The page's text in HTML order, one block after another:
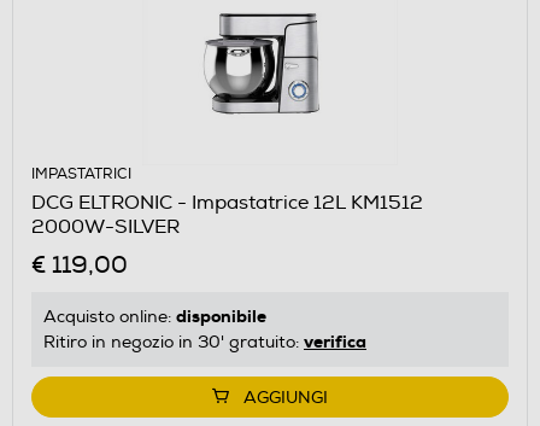
IMPASTATRICI
DCG ELTRONIC - Impastatrice 12L KM1512
2000W-SILVER
€ 119,00
Acquisto online: disponibile
Ritiro in negozio in 30' gratuito: verifica
AGGIUNGI